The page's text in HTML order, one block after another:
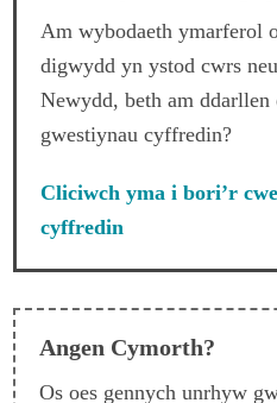
Am wybodaeth ymarferol
digwydd yn ystod cwrs
Newydd, beth am ddarllen
gwestiynau cyffredin?
Cliciwch yma i bori’r
cyffredin
Angen Cymorth?
Os oes gennych unrhyw